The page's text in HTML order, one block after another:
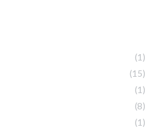
(1)
(15)
(1)
(8)
(1)